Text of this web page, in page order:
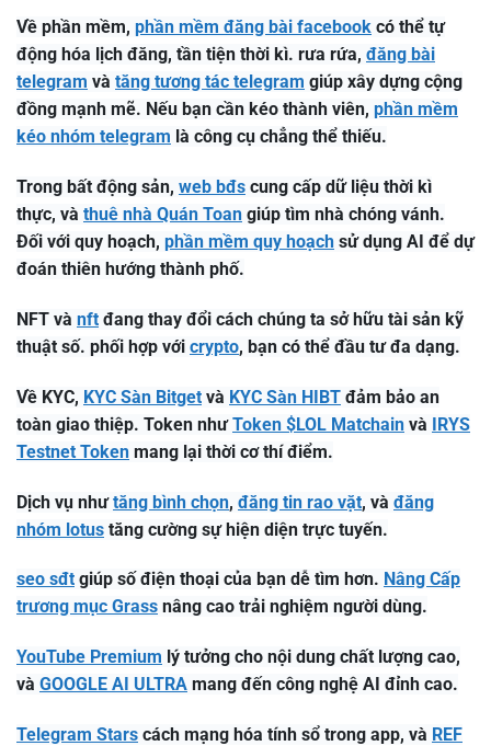
Về phần mềm, phần mềm đăng bài facebook có thể tự
động hóa lịch đăng, tần tiện thời kì. rưa rứa, đăng bài
telegram và tăng tương tác telegram giúp xây dựng cộng
đồng mạnh mẽ. Nếu bạn cần kéo thành viên, phần mềm
kéo nhóm telegram là công cụ chẳng thể thiếu.
Trong bất động sản, web bđs cung cấp dữ liệu thời kì
thực, và thuê nhà Quán Toan giúp tìm nhà chóng vánh.
Đối với quy hoạch, phần mềm quy hoạch sử dụng AI để dự
đoán thiên hướng thành phố.
NFT và nft đang thay đổi cách chúng ta sở hữu tài sản kỹ
thuật số. phối hợp với crypto, bạn có thể đầu tư đa dạng.
Về KYC, KYC Sàn Bitget và KYC Sàn HIBT đảm bảo an
toàn giao thiệp. Token nhưToken $LOL Matchain và IRYS
Testnet Token mang lại thời cơ thí điểm.
Dịch vụ nhưtăng bình chọn, đăng tin rao vặt, và đăng
nhóm lotus tăng cường sự hiện diện trực tuyến.
seo sđt giúp số điện thoại của bạn dễ tìm hơn. Nâng Cấp
trương mục Grass nâng cao trải nghiệm người dùng.
YouTube Premium lý tưởng cho nội dung chất lượng cao,
và GOOGLE AI ULTRA mang đến công nghệ AI đỉnh cao.
Telegram Stars cách mạng hóa tính sổ trong app, và REF